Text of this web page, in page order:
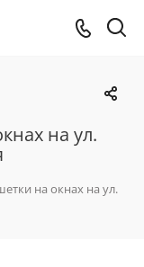
на ул.
на окнах на ул.